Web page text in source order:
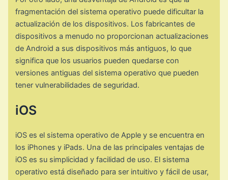
fragmentación del sistema operativo puede dificultar la
actualización de los dispositivos. Los fabricantes de
dispositivos a menudo no proporcionan actualizaciones
de Android a sus dispositivos más antiguos, lo que
significa que los usuarios pueden quedarse con
versiones antiguas del sistema operativo que pueden
tener vulnerabilidades de seguridad.
iOS
iOS es el sistema operativo de Apple y se encuentra en
los iPhones y iPads. Una de las principales ventajas de
iOS es su simplicidad y facilidad de uso. El sistema
operativo está diseñado para ser intuitivo y fácil de usar,